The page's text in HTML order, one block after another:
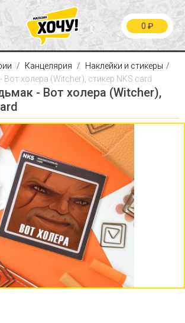
0 ₽
Канцелярия
Наклейки и стикеры
Вот холера (Witcher), стикер NKS card
- Вот холера (Witcher),